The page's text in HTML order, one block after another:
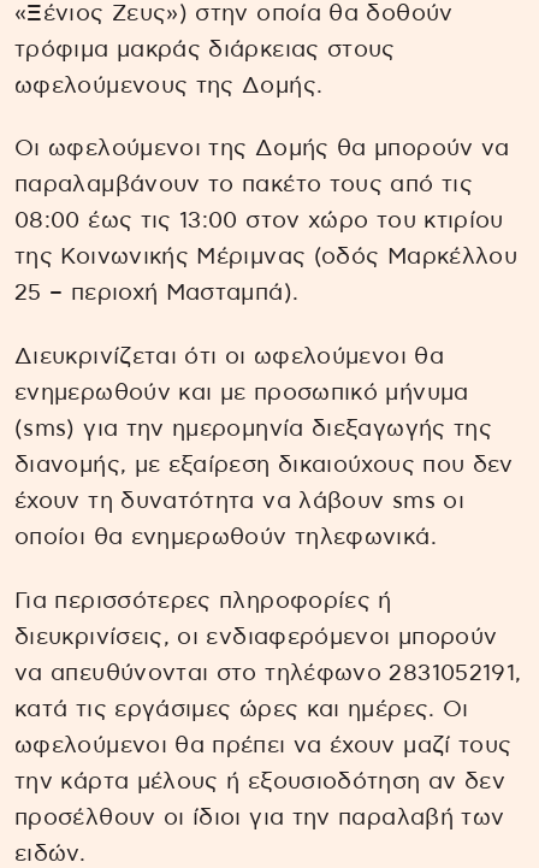
«Ξένιος Ζευς») στην οποία θα δοθούν
τρόφιμα μακράς διάρκειας στους
ωφελούμενους της Δομής.
Οι ωφελούμενοι της Δομής θα μπορούν να
παραλαμβάνουν το πακέτο τους από τις
08:00 έως τις 13:00 στον χώρο του κτιρίου
της Κοινωνικής Μέριμνας (οδός Μαρκέλλου
25 – περιοχή Μασταμπά).
Διευκρινίζεται ότι οι ωφελούμενοι θα
ενημερωθούν και με προσωπικό μήνυμα
(sms) για την ημερομηνία διεξαγωγής της
διανομής, με εξαίρεση δικαιούχους που δεν
έχουν τη δυνατότητα να λάβουν sms οι
οποίοι θα ενημερωθούν τηλεφωνικά.
Για περισσότερες πληροφορίες ή
διευκρινίσεις, οι ενδιαφερόμενοι μπορούν
να απευθύνονται στο τηλέφωνο 2831052191,
κατά τις εργάσιμες ώρες και ημέρες. Οι
ωφελούμενοι θα πρέπει να έχουν μαζί τους
την κάρτα μέλους ή εξουσιοδότηση αν δεν
προσέλθουν οι ίδιοι για την παραλαβή των
ειδών.